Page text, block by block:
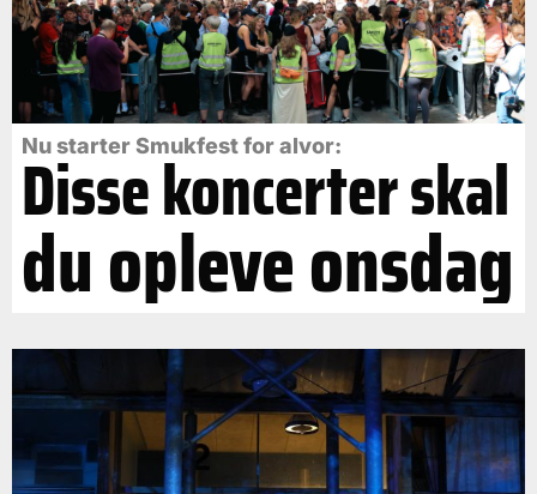
Nu starter Smukfest for alvor:
Disse koncerter skal
du opleve onsdag